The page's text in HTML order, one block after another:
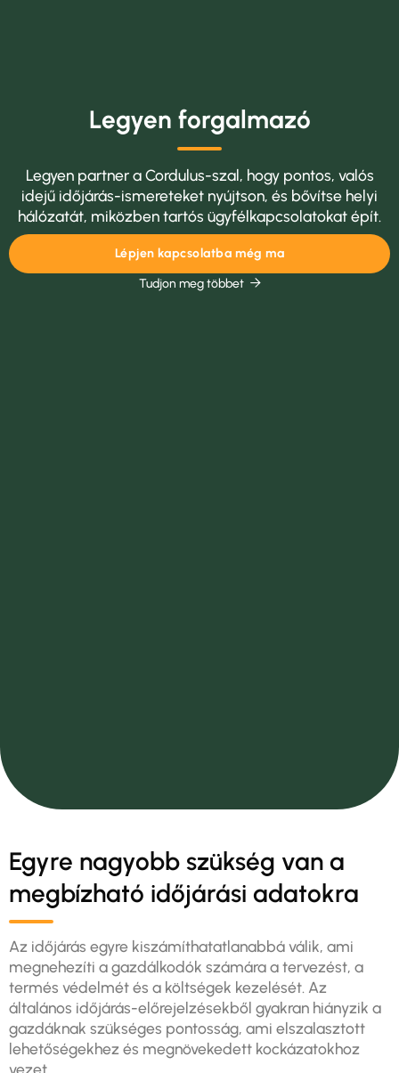
Legyen forgalmazó
Legyen partner a Cordulus-szal, hogy pontos, valós
idejű időjárás-ismereteket nyújtson, és bővítse helyi
hálózatát, miközben tartós ügyfélkapcsolatokat épít.
Lépjen kapcsolatba még ma
Tudjon meg többet 
Egyre nagyobb szükség van a
megbízható időjárási adatokra
Az időjárás egyre kiszámíthatatlanabbá válik, ami
megnehezíti a gazdálkodók számára a tervezést, a
termés védelmét és a költségek kezelését. Az
általános időjárás-előrejelzésekből gyakran hiányzik a
gazdáknak szükséges pontosság, ami elszalasztott
lehetőségekhez és megnövekedett kockázatokhoz